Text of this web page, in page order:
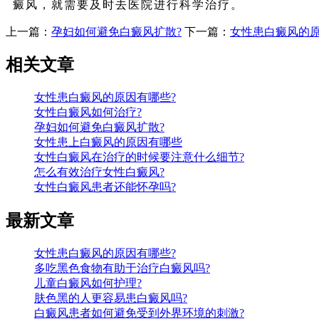
癜风，就需要及时去医院进行科学治疗。
上一篇： 孕妇如何避免白癜风扩散? 下一篇： 女性患白癜风的
相关文章
女性患白癜风的原因有哪些?
女性白癜风如何治疗?
孕妇如何避免白癜风扩散?
女性患上白癜风的原因有哪些
女性白癜风在治疗的时候要注意什么细节?
怎么有效治疗女性白癜风?
女性白癜风患者还能怀孕吗?
最新文章
女性患白癜风的原因有哪些?
多吃黑色食物有助于治疗白癜风吗?
儿童白癜风如何护理?
肤色黑的人更容易患白癜风吗?
白癜风患者如何避免受到外界环境的刺激?